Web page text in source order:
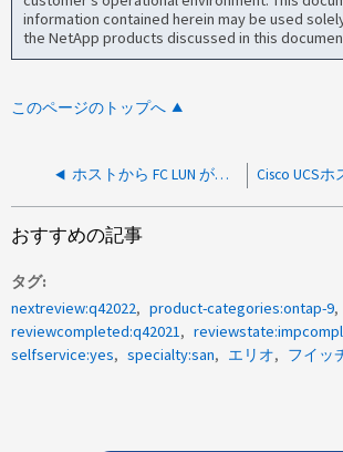
information contained herein may be used
the NetApp products discussed in this
このページのトップへ
ホストから FC LUN が認識されません
おすすめの記事
タグ
nextreview:q42022
product-categories:ontap-9
reviewcompleted:q42021
selfservice:yes
specialty:san エリオ フイッ